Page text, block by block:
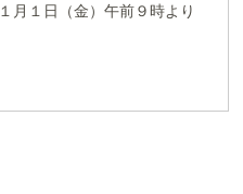
月１日（金）午前９時より